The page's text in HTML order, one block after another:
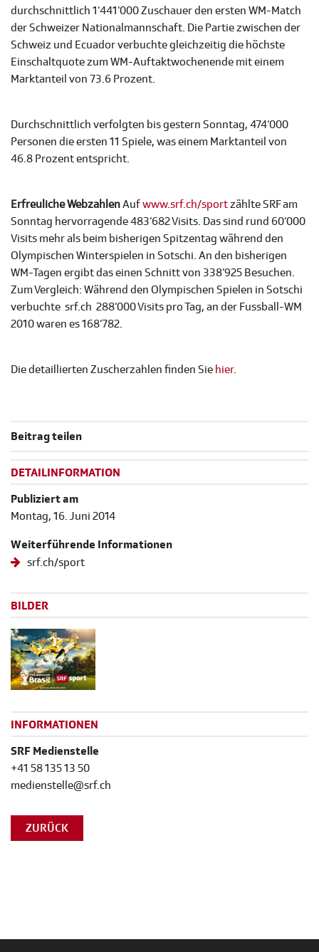
durchschnittlich 1‘441‘000 Zuschauer den ersten WM-Match
der Schweizer Nationalmannschaft. Die Partie zwischen der
Schweiz und Ecuador verbuchte gleichzeitig die höchste
Einschaltquote zum WM-Auftaktwochenende mit einem
Marktanteil von 73.6 Prozent.
Durchschnittlich verfolgten bis gestern Sonntag, 474‘000
Personen die ersten 11 Spiele, was einem Marktanteil von
46.8 Prozent entspricht.
Erfreuliche WebzahlenAufwww.srf.ch/sportzählte SRF am
Sonntag hervorragende 483‘682 Visits. Das sind rund 60‘000
Visits mehr als beim bisherigen Spitzentag während den
Olympischen Winterspielen in Sotschi. An den bisherigen
WM-Tagen ergibt das einen Schnitt von 338‘925 Besuchen.
Zum Vergleich: Während den Olympischen Spielen in Sotschi
verbuchte srf.ch 288‘000 Visits pro Tag, an der Fussball-WM
2010 waren es 168‘782.
Die detaillierten Zuscherzahlen finden Sie hier.
Beitrag teilen
DETAILINFORMATION
Publiziert am
Montag, 16. Juni 2014
Weiterführende Informationen
srf.ch/sport
BILDER
INFORMATIONEN
SRF Medienstelle
+41 58 135 13 50
medienstelle@srf.ch
ZURÜCK